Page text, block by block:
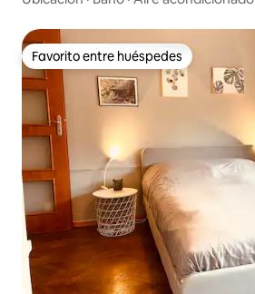
Favorito entre huéspedes
Favorito entre huéspedes